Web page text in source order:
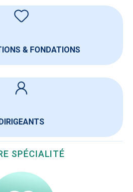
& FONDATIONS
SPÉCIALITÉ